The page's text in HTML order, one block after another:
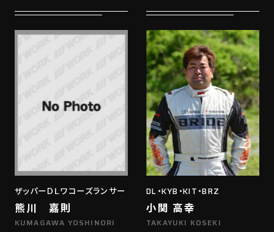
ザッパーＤＬワコーズランサー
熊川 嘉則
KUMAGAWA YOSHINORI
DL・KYB・KIT・BRZ
小関 高幸
TAKAYUKI KOSEKI